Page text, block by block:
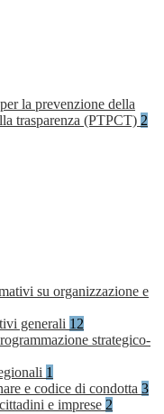
la prevenzione della
trasparenza (PTPCT) 2
su organizzazione e
generali 12
strategico-
1
e codice di condotta 3
e imprese 2